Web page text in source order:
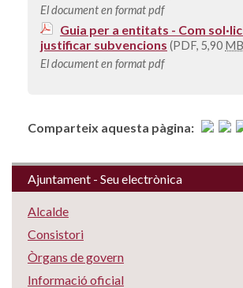
El document en format pdf
Guia per a entitats - Com
justificar subvencions (PDF, 5,90 MB
El document en format pdf
Comparteix aquesta pàgina:
Ajuntament - Seu electrònica
Alcalde
Consistori
Òrgans de govern
Informació oficial